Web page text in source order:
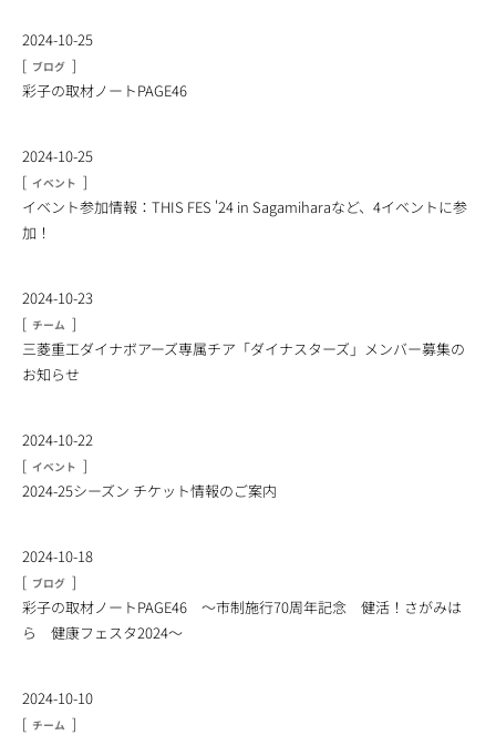
2024-10-25
[ ブログ ]
彩子の取材ノートPAGE46
2024-10-25
[ イベント ]
イベント参加情報：THIS FES '24 in Sagamiharaなど、4イベントに参
加！
2024-10-23
[ チーム ]
三菱重工ダイナボアーズ専属チア「ダイナスターズ」メンバー募集の
お知らせ
2024-10-22
[ イベント ]
2024-25シーズン チケット情報のご案内
2024-10-18
[ ブログ ]
彩子の取材ノートPAGE46 ～市制施行70周年記念 健活！さがみは
ら 健康フェスタ2024～
2024-10-10
[ チーム ]